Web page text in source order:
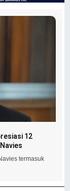
12
termasuk